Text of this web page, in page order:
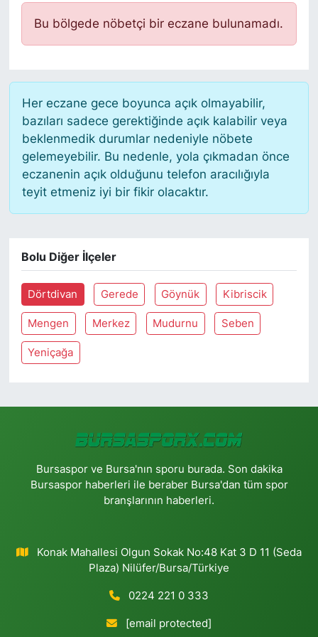
Bu bölgede nöbetçi bir eczane bulunamadı.
Her eczane gece boyunca açık olmayabilir,
bazıları sadece gerektiğinde açık kalabilir veya
beklenmedik durumlar nedeniyle nöbete
gelemeyebilir. Bu nedenle, yola çıkmadan önce
eczanenin açık olduğunu telefon aracılığıyla
teyit etmeniz iyi bir fikir olacaktır.
Bolu Diğer İlçeler
Dörtdivan Gerede Göynük Kibriscik
Mengen Merkez Mudurnu Seben
Yeniçağa
Bursaspor ve Bursa'nın sporu burada. Son dakika
Bursaspor haberleri ile beraber Bursa'dan tüm spor
branşlarının haberleri.
Konak Mahallesi Olgun Sokak No:48 Kat 3 D 11 (Seda
Plaza) Nilüfer/Bursa/Türkiye
0224 221 0 333
[email protected]